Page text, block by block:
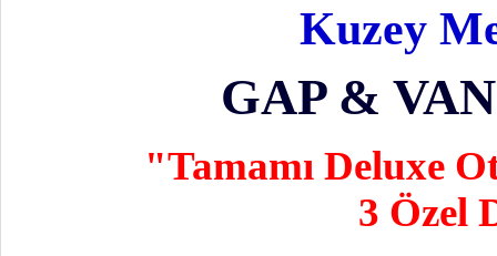
Kuzey
GAP &
"Tamamı Deluxe
3 Özel